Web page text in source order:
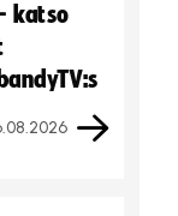
katso